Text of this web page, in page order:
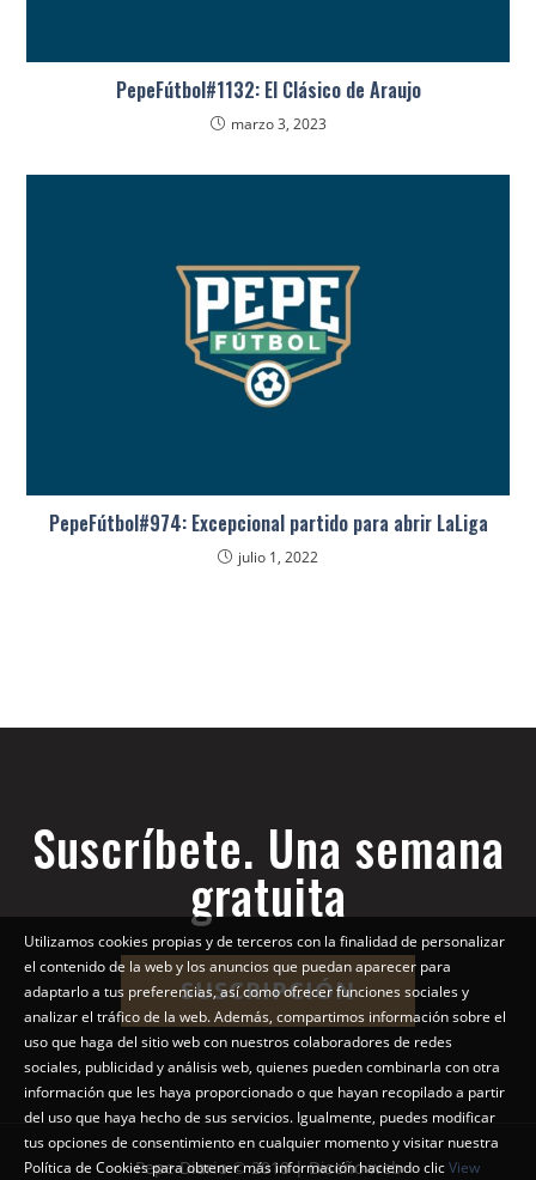
PepeFútbol#1132: El Clásico de Araujo
marzo 3, 2023
PepeFútbol#974: Excepcional partido para abrir LaLiga
julio 1, 2022
Suscríbete. Una semana
gratuita
SUSCRIPCIÓN
Pepe Diario © 2018 | Diseño web
Utilizamos cookies propias y de terceros con la finalidad de personalizar
el contenido de la web y los anuncios que puedan aparecer para
adaptarlo a tus preferencias, así como ofrecer funciones sociales y
analizar el tráfico de la web. Además, compartimos información sobre el
uso que haga del sitio web con nuestros colaboradores de redes
sociales, publicidad y análisis web, quienes pueden combinarla con otra
información que les haya proporcionado o que hayan recopilado a partir
del uso que haya hecho de sus servicios. Igualmente, puedes modificar
tus opciones de consentimiento en cualquier momento y visitar nuestra
Política de Cookies para obtener más información haciendo clicView